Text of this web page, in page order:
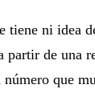
tiene ni
de una
que